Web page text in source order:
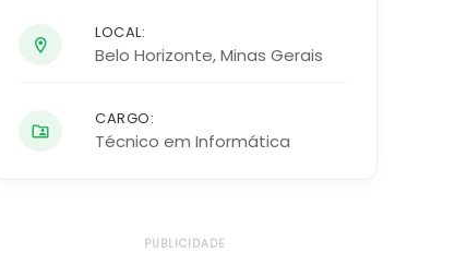
LOCAL:
Belo Horizonte,Minas Gerais
CARGO:
Técnico em Informática
PUBLICIDADE